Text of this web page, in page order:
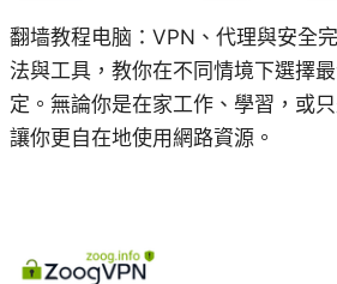
翻墙教程电脑：VPN、代理與安全
法與工具，教你在不同情境下選擇
定。無論你是在家工作、學習，或
讓你更自在地使用網路資源。